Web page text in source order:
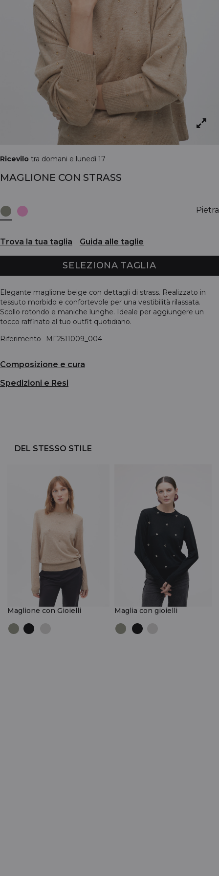
Ricevilo tra domani e lunedì 17
MAGLIONE CON STRASS
Pietra
Trova la tua taglia Guida alle taglie
SELEZIONA TAGLIA
Elegante maglione beige con dettagli di strass. Realizzato in
tessuto morbido e confortevole per una vestibilità rilassata.
Scollo rotondo e maniche lunghe. Ideale per aggiungere un
tocco raffinato al tuo outfit quotidiano.
Riferimento
MF2511009_004
Composizione e cura
Spedizioni e Resi
DEL STESSO STILE
Maglione con Gioielli Maglia con gioielli